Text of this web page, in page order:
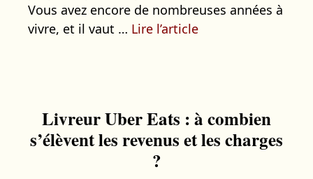
Vous avez encore de nombreuses années à
vivre, et il vaut … Lire l’article
Livreur Uber Eats : à combien
s’élèvent les revenus et les charges
?